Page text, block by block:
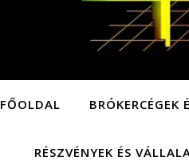
FŐOLDAL BRÓKERCÉGEK
RÉSZVÉNYEK ÉS